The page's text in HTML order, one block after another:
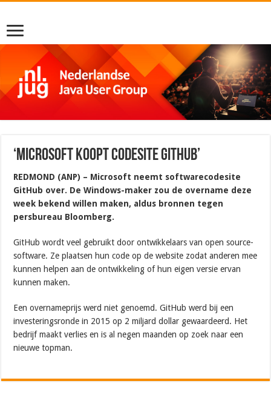
‘Microsoft koopt codesite Github’
REDMOND (ANP) – Microsoft neemt softwarecodesite
GitHub over. De Windows-maker zou de overname deze
week bekend willen maken, aldus bronnen tegen
persbureau Bloomberg.
GitHub wordt veel gebruikt door ontwikkelaars van open source-
software. Ze plaatsen hun code op de website zodat anderen mee
kunnen helpen aan de ontwikkeling of hun eigen versie ervan
kunnen maken.
Een overnameprijs werd niet genoemd. GitHub werd bij een
investeringsronde in 2015 op 2 miljard dollar gewaardeerd. Het
bedrijf maakt verlies en is al negen maanden op zoek naar een
nieuwe topman.